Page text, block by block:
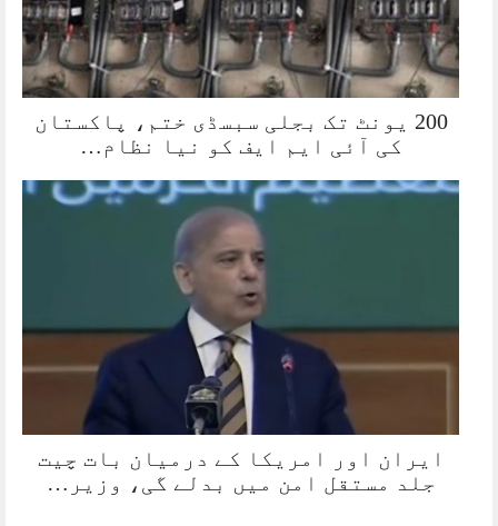
200 یونٹ تک بجلی سبسڈی ختم، پاکستان
کی آئی ایم ایف کو نیا نظام…
ایران اور امریکا کے درمیان بات چیت
جلد مستقل امن میں بدلے گی، وزیر…